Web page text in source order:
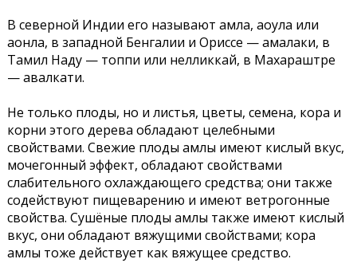
В северной Индии его называют амла, аоула или
аонла, в западной Бенгалии и Ориссе — амалаки, в
Тамил Наду — топпи или нелликкай, в Махараштре
— авалкати.
Не только плоды, но и листья, цветы, семена, кора и
корни этого дерева обладают целебными
свойствами. Свежие плоды амлы имеют кислый вкус,
мочегонный эффект, обладают свойствами
слабительного охлаждающего средства; они также
содействуют пищеварению и имеют ветрогонные
свойства. Сушёные плоды амлы также имеют кислый
вкус, они обладают вяжущими свойствами; кора
амлы тоже действует как вяжущее средство.